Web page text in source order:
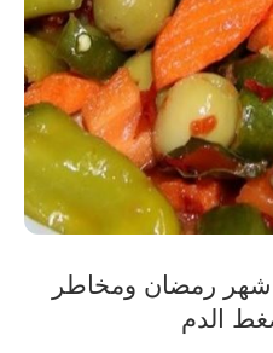
شهر رمضان ومخاطر
الدم